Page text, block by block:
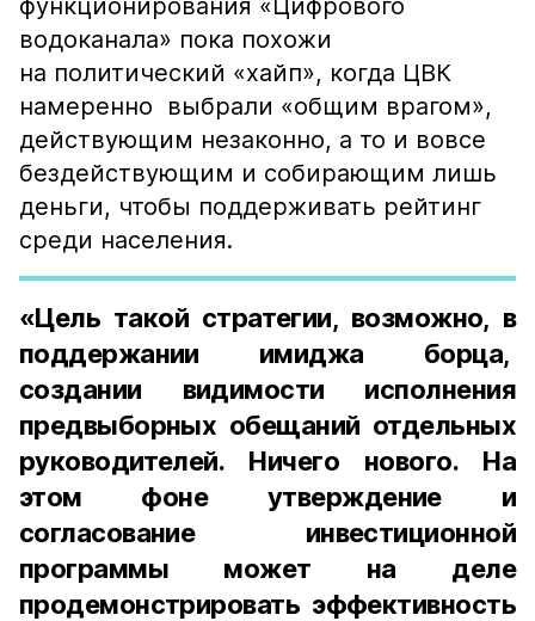
функционирования «Цифрового
водоканала» пока похожи
на политический «хайп», когда ЦВК
намеренно выбрали «общим врагом»,
действующим незаконно, а то и вовсе
бездействующим и собирающим лишь
деньги, чтобы поддерживать рейтинг
среди населения.
«Цель такой стратегии, возможно, в
поддержании имиджа борца,
создании видимости исполнения
предвыборных обещаний отдельных
руководителей. Ничего нового. На
этом фоне утверждение и
согласование инвестиционной
программы может на деле
продемонстрировать эффективность